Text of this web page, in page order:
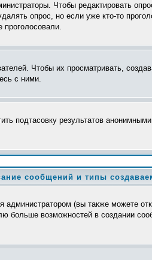
Чтобы редактировать
опрос, но если уже кто-то
проголосовали.
Чтобы их просматривать,
с ними.
подтасовку результатов
сообщений и типы
администратором (вы также можете
больше возможностей в создании